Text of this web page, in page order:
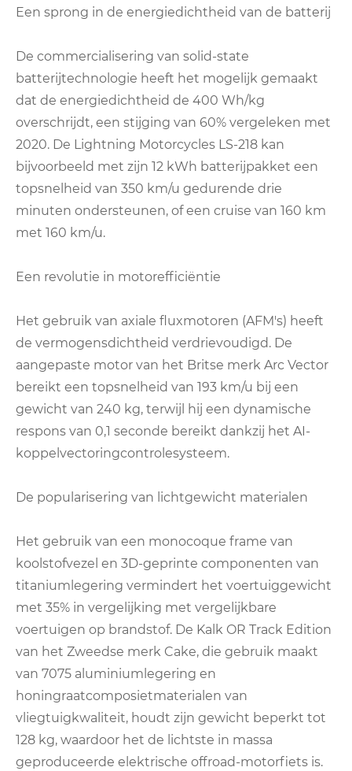
Een sprong in de energiedichtheid van de batterij
De commercialisering van solid-state
batterijtechnologie heeft het mogelijk gemaakt
dat de energiedichtheid de 400 Wh/kg
overschrijdt, een stijging van 60% vergeleken met
2020. De Lightning Motorcycles LS-218 kan
bijvoorbeeld met zijn 12 kWh batterijpakket een
topsnelheid van 350 km/u gedurende drie
minuten ondersteunen, of een cruise van 160 km
met 160 km/u.
Een revolutie in motorefficiëntie
Het gebruik van axiale fluxmotoren (AFM's) heeft
de vermogensdichtheid verdrievoudigd. De
aangepaste motor van het Britse merk Arc Vector
bereikt een topsnelheid van 193 km/u bij een
gewicht van 240 kg, terwijl hij een dynamische
respons van 0,1 seconde bereikt dankzij het AI-
koppelvectoringcontrolesysteem.
De popularisering van lichtgewicht materialen
Het gebruik van een monocoque frame van
koolstofvezel en 3D-geprinte componenten van
titaniumlegering vermindert het voertuiggewicht
met 35% in vergelijking met vergelijkbare
voertuigen op brandstof. De Kalk OR Track Edition
van het Zweedse merk Cake, die gebruik maakt
van 7075 aluminiumlegering en
honingraatcomposietmaterialen van
vliegtuigkwaliteit, houdt zijn gewicht beperkt tot
128 kg, waardoor het de lichtste in massa
geproduceerde elektrische offroad-motorfiets is.